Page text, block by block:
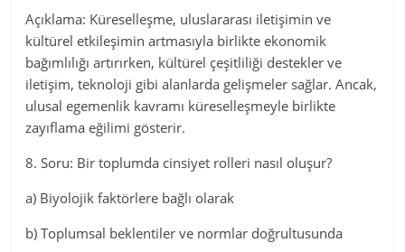
Açıklama: Küreselleşme, uluslararası iletişimin ve
kültürel etkileşimin artmasıyla birlikte ekonomik
bağımlılığı artırırken, kültürel çeşitliliği destekler ve
iletişim, teknoloji gibi alanlarda gelişmeler sağlar. Ancak,
ulusal egemenlik kavramı küreselleşmeyle birlikte
zayıflama eğilimi gösterir.
8. Soru: Bir toplumda cinsiyet rolleri nasıl oluşur?
a) Biyolojik faktörlere bağlı olarak
b) Toplumsal beklentiler ve normlar doğrultusunda